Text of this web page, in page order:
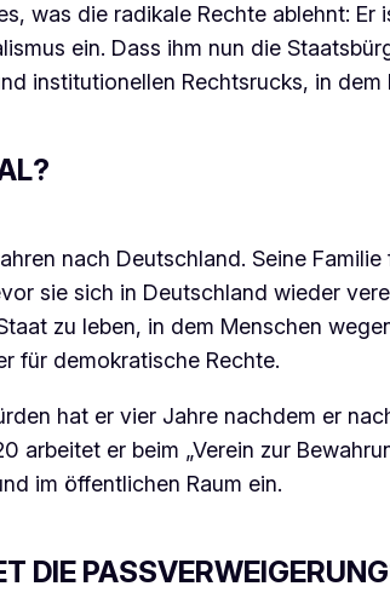
was die radikale Rechte ablehnt:
ein. Dass ihm nun die
institutionellen Rechtsrucks, in
nach Deutschland. Seine
sie sich in Deutschland wieder
zu leben, in dem Menschen
für demokratische Rechte.
hat er vier Jahre nachdem er
arbeitet er beim „Verein zur
im öffentlichen Raum ein.
DIE